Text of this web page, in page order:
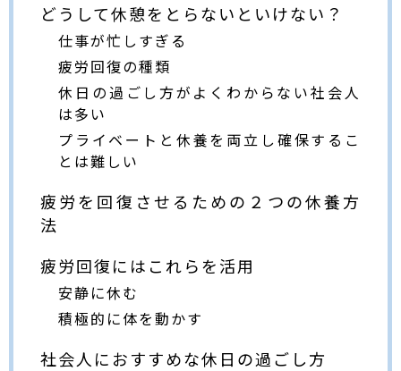
どうして休憩をとらないといけない？
仕事が忙しすぎる
疲労回復の種類
休日の過ごし方がよくわからない社会人
は多い
プライベートと休養を両立し確保するこ
とは難しい
疲労を回復させるための２つの休養方
法
疲労回復にはこれらを活用
安静に休む
積極的に体を動かす
社会人におすすめな休日の過ごし方